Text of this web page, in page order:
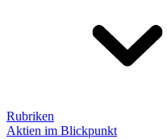
Rubriken
Aktien im Blickpunkt